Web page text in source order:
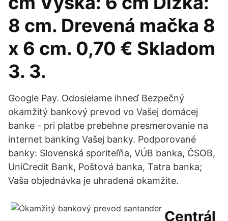
8 cm. Drevená mačka 8
x 6 cm. 0,70 € Skladom
3. 3.
Google Pay. Odosielame ihneď Bezpečný
okamžitý bankový prevod vo Vašej domácej
banke - pri platbe prebehne presmerovanie na
internet banking Vašej banky. Podporované
banky: Slovenská sporiteľňa, VÚB banka, ČSOB,
UniCredit Bank, Poštová banka, Tatra banka;
Vaša objednávka je uhradená okamžite.
Centrál